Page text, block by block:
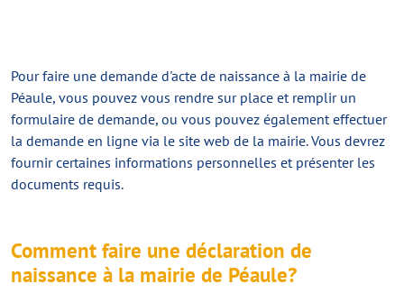
Pour faire une demande d'acte de naissance à la mairie de
Péaule, vous pouvez vous rendre sur place et remplir un
formulaire de demande, ou vous pouvez également effectuer
la demande en ligne via le site web de la mairie. Vous devrez
fournir certaines informations personnelles et présenter les
documents requis.
Comment faire une déclaration de
naissance à la mairie de Péaule?